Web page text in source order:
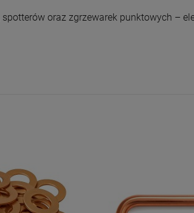
oraz zgrzewarek punktowych –